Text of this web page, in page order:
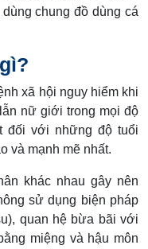
chung đồ dùng cá
xã hội nguy hiểm khi
nữ giới trong mọi độ
đối với những độ tuổi
và mạnh mẽ nhất.
khác nhau gây nên
sử dụng biện pháp
quan hệ bừa bãi với
miệng và hậu môn